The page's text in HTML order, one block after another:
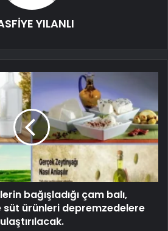
YILANLI
bağışladığı çam balı,
süt ürünleri depremzedelere
ulaştırılacak.